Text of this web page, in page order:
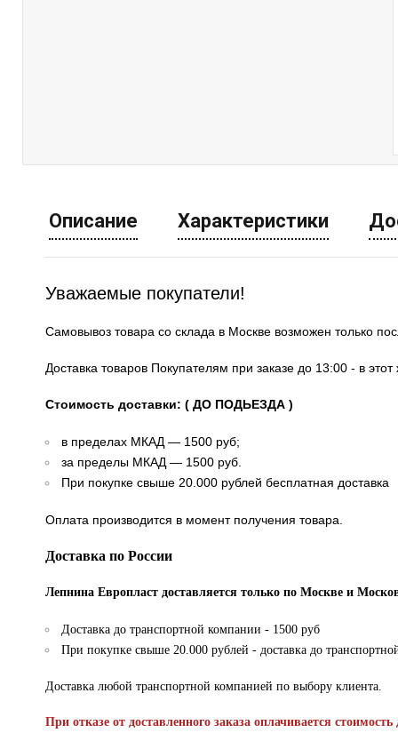
Описание Характеристики
Уважаемые покупатели!
Самовывоз товара со склада в Москве возможен только
Доставка товаров Покупателям при заказе до 13:00 - в
Стоимость доставки: ( ДО ПОДЬЕЗДА )
в пределах МКАД — 1500 руб;
за пределы МКАД — 1500 руб.
При покупке свыше 20.000 рублей бесплатная доставка
Оплата производится в момент получения товара.
Доставка по России
Лепнина Европласт доставляется только по Москве и
Доставка до транспортной компании - 1500 руб
При покупке свыше 20.000 рублей - доставка до
Доставка любой транспортной компанией по выбору клиента.
При отказе от доставленного заказа оплачивается стоимость